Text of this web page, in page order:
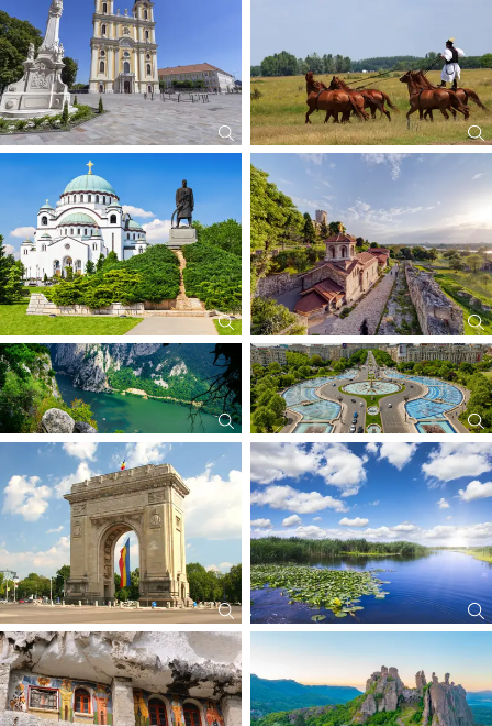
Summe 550,-€
Im Paket nur 399,-€
zusätzlich buchbar:
in Budapest
Ausflug Fischerbastei mit Führung 29,-€
oder
Ausflug Gödöllö inkl. Eintritt & Führung 54,-€